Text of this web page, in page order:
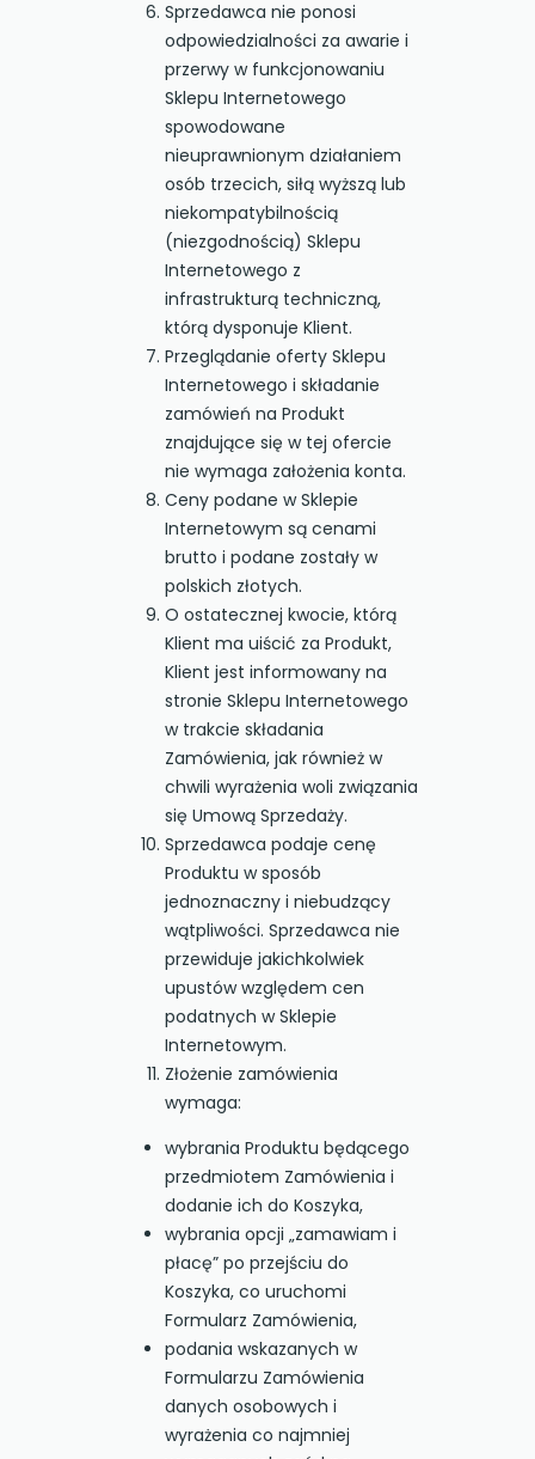
Sprzedawca nie ponosi
odpowiedzialności za awarie i
przerwy w funkcjonowaniu
Sklepu Internetowego
spowodowane
nieuprawnionym działaniem
osób trzecich, siłą wyższą lub
niekompatybilnością
(niezgodnością) Sklepu
Internetowego z
infrastrukturą techniczną,
którą dysponuje Klient.
Przeglądanie oferty Sklepu
Internetowego i składanie
zamówień na Produkt
znajdujące się w tej ofercie
nie wymaga założenia konta.
Ceny podane w Sklepie
Internetowym są cenami
brutto i podane zostały w
polskich złotych.
O ostatecznej kwocie, którą
Klient ma uiścić za Produkt,
Klient jest informowany na
stronie Sklepu Internetowego
w trakcie składania
Zamówienia, jak również w
chwili wyrażenia woli związania
się Umową Sprzedaży.
Sprzedawca podaje cenę
Produktu w sposób
jednoznaczny i niebudzący
wątpliwości. Sprzedawca nie
przewiduje jakichkolwiek
upustów względem cen
podatnych w Sklepie
Internetowym.
Złożenie zamówienia
wymaga:
wybrania Produktu będącego
przedmiotem Zamówienia i
dodanie ich do Koszyka,
wybrania opcji „zamawiam i
płacę” po przejściu do
Koszyka, co uruchomi
Formularz Zamówienia,
podania wskazanych w
Formularzu Zamówienia
danych osobowych i
wyrażenia co najmniej